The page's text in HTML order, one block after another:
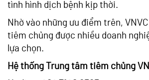
tình hình dịch bệnh kịp thời.
Nhờ vào những ưu điểm trên,
tiêm chủng được nhiều doanh
lựa chọn.
Hệ thống Trung tâm tiêm chủng